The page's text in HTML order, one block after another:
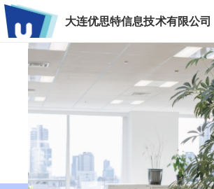
大连优思特信息技术有限公司